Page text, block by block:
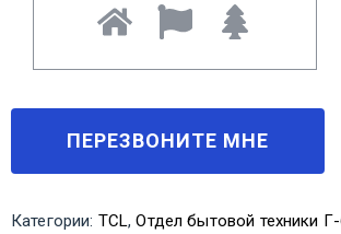
Категории: TCL,Отдел бытовой техники